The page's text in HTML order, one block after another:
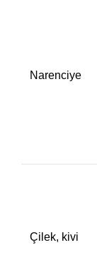
Narenciye
Çilek, kivi